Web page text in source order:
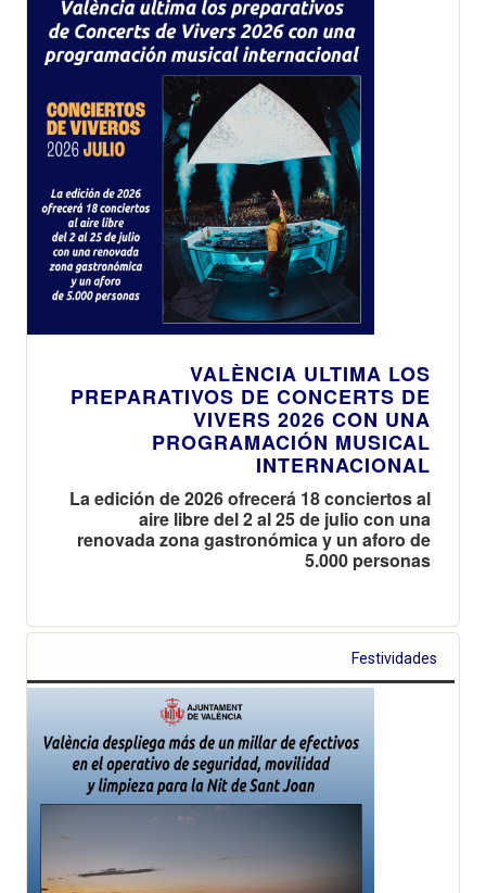
VALÈNCIA ULTIMA LOS
PREPARATIVOS DE CONCERTS DE
VIVERS 2026 CON UNA
PROGRAMACIÓN MUSICAL
INTERNACIONAL
La edición de 2026 ofrecerá 18 conciertos al
aire libre del 2 al 25 de julio con una
renovada zona gastronómica y un aforo de
5.000 personas
Festividades